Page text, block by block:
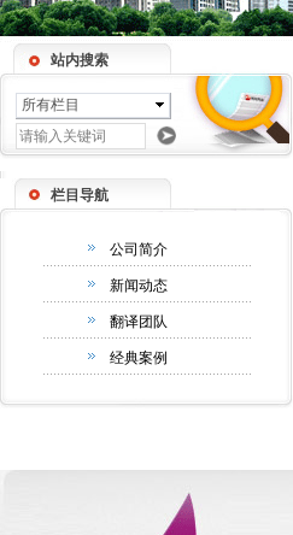
站内搜索
所有栏目
栏目导航
公司简介
新闻动态
翻译团队
经典案例